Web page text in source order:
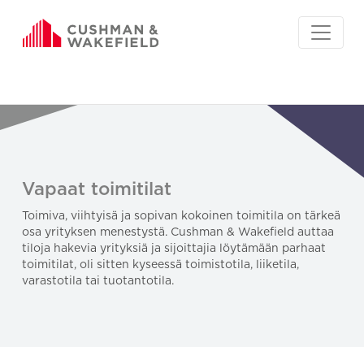
Vapaat toimitilat
Toimiva, viihtyisä ja sopivan kokoinen toimitila on tärkeä
osa yrityksen menestystä. Cushman & Wakefield auttaa
tiloja hakevia yrityksiä ja sijoittajia löytämään parhaat
toimitilat, oli sitten kyseessä toimistotila, liiketila,
varastotila tai tuotantotila.